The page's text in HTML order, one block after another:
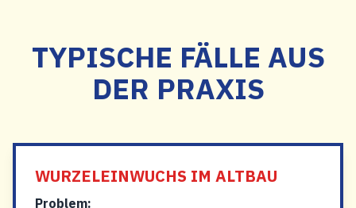
TYPISCHE FÄLLE AUS
DER PRAXIS
WURZELEINWUCHS IM ALTBAU
Problem: